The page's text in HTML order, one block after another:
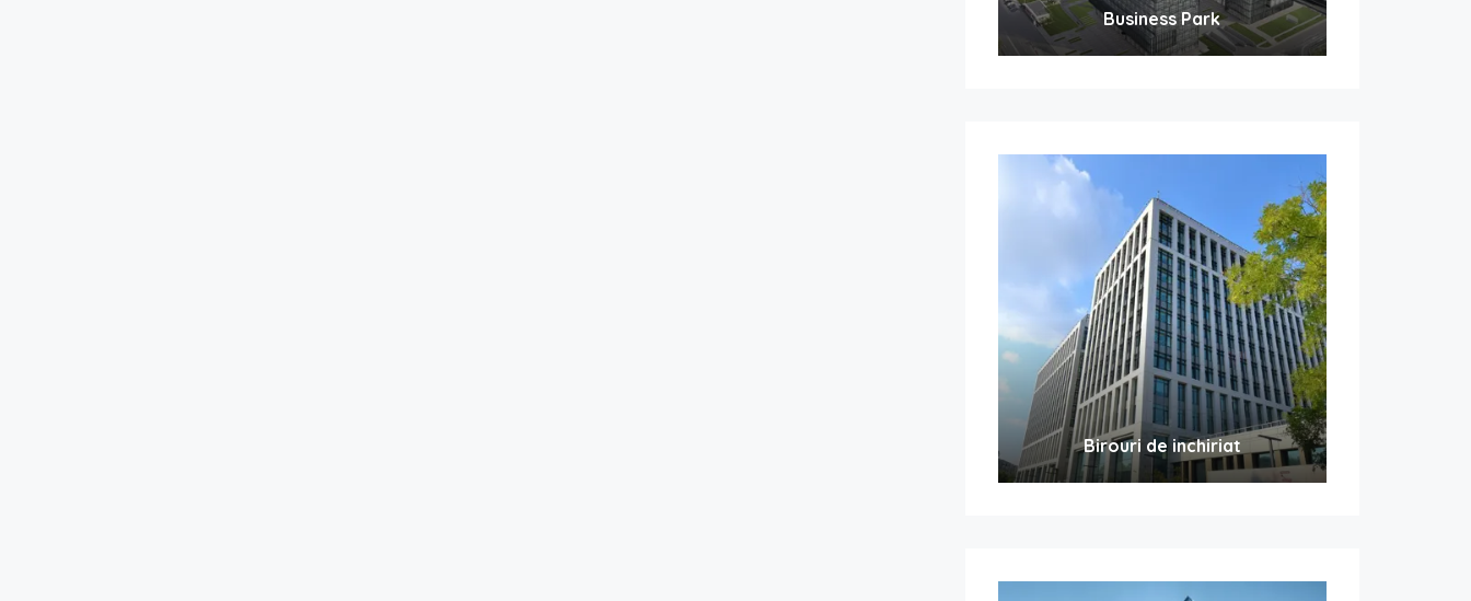
Business Park
Birouri de inchiriat